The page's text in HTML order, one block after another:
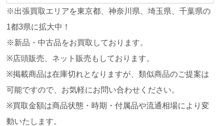
※出張買取エリアを東京都、神奈川県、埼玉県、千葉県の
1都3県に拡大中！
※新品・中古品をお買取しております。
※店頭販売、ネット販売もしております。
※掲載商品は在庫切れとなりますが、類似商品のご提案は
可能ですので、お気軽にお問い合わせください。
※買取金額は商品状態・時期・付属品や流通相場により変
動いたします。